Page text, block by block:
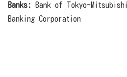
Banks:
Bank of Tokyo-
Banking Corporation